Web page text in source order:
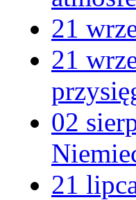
21
21
02
21